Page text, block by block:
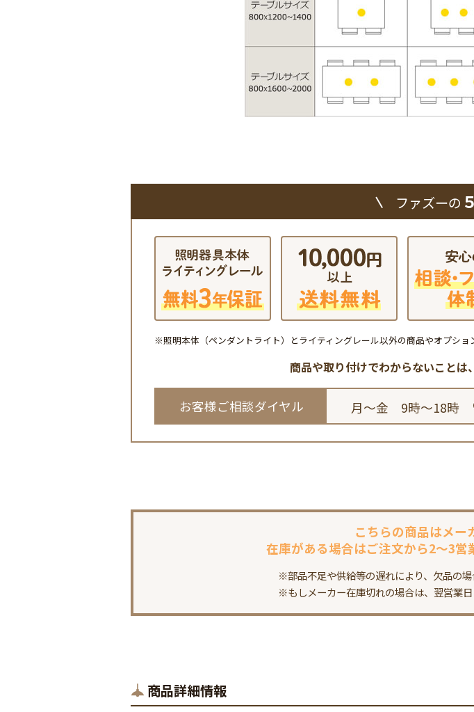
ファズーの
※照明本体（ペンダントライト）とライティングレール以外の商品やオプショ
商品や取り付けでわからないことは、
お客様ご相談ダイヤル 月～金 9時～18時
こちらの商品はメー
在庫がある場合はご注文から2～3営
※部品不足や供給等の遅れにより、欠品の場
※もしメーカー在庫切れの場合は、翌営業
商品詳細情報